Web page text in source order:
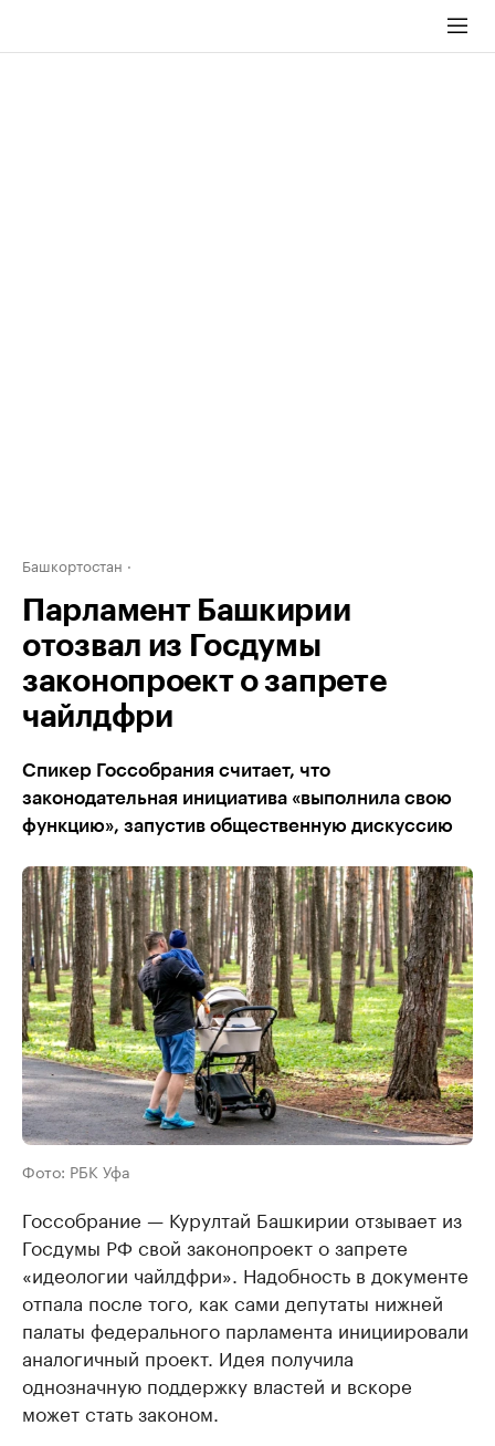
Башкортостан
Парламент Башкирии
отозвал из Госдумы
законопроект о запрете
чайлдфри
Спикер Госсобрания считает, что
законодательная инициатива «выполнила свою
функцию», запустив общественную дискуссию
Фото: РБК Уфа
Госсобрание — Курултай Башкирии отзывает из
Госдумы РФ свой законопроект о запрете
«идеологии чайлдфри». Надобность в документе
отпала после того, как сами депутаты нижней
палаты федерального парламента инициировали
аналогичный проект. Идея получила
однозначную поддержку властей и вскоре
может стать законом.